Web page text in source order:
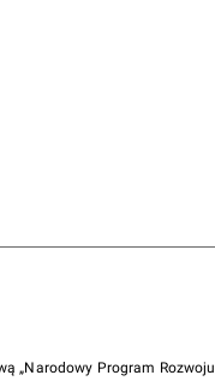
„Narodowy Program Rozwoju